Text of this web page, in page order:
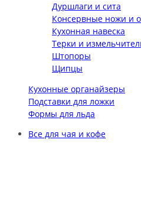
Дуршлаги и сита
Консервные ножи и
Кухонная навеска
Терки и
Штопоры
Щипцы
Кухонные органайзеры
Подставки для ложки
Формы для льда
Все для чая и кофе